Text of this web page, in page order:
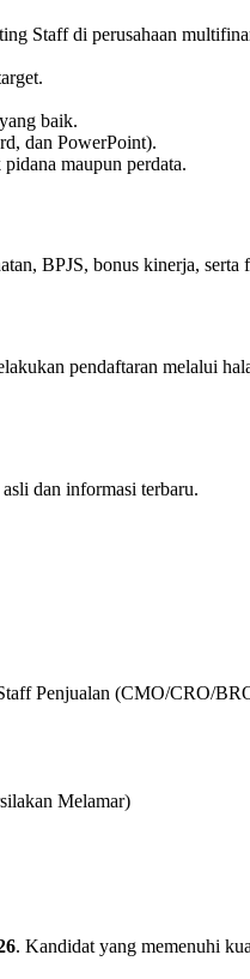
Staff di perusahaan
baik.
dan PowerPoint).
maupun perdata.
BPJS, bonus kinerja,
pendaftaran melalui
dan informasi terbaru.
Penjualan (CMO/CRO/
Melamar)
. Kandidat yang memenuhi